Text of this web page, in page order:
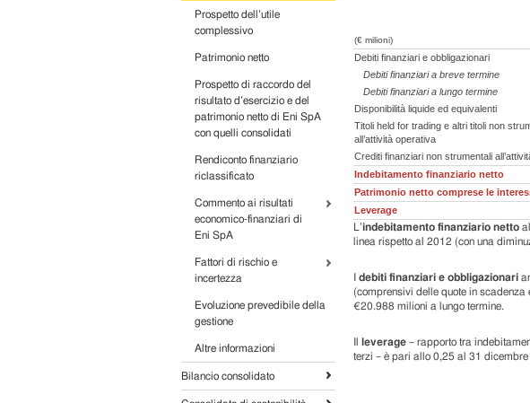
Prospetto dell’utile
complessivo
Patrimonio netto
Prospetto di raccordo del
risultato d’esercizio e del
patrimonio netto di Eni SpA
con quelli consolidati
Rendiconto finanziario
riclassificato
Commento ai risultati
economico-finanziari di
Eni SpA
Fattori di rischio e
incertezza
Evoluzione prevedibile della
gestione
Altre informazioni
Bilancio consolidato
(€ milioni)
Debiti finanziari e obbligazionari
Debiti finanziari a breve termine
Debiti finanziari a lungo termine
Disponibilità liquide ed equivalenti
Titoli held for trading e altri titoli non
all’attività operativa
Crediti finanziari non strumentali
Indebitamento finanziario netto
Patrimonio netto comprese le
Leverage
L’indebitamento finanziario netto
linea rispetto al 2012 (con una
debiti finanziari e obbligazionari
(comprensivi delle quote in
€20.988 milioni a lungo termine.
leverage – rapporto tra
terzi – è pari allo 0,25 al 31